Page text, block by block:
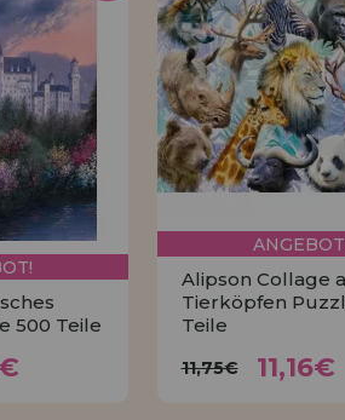
500 Teile
Alipson Collage
Tierköpfen
Teile
11,75€ 11,16€